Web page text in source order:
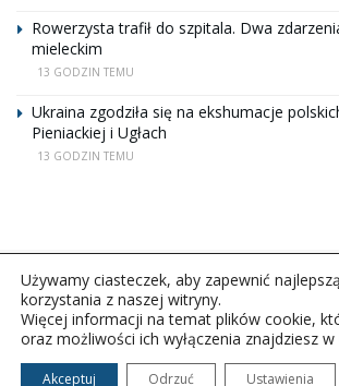
Rowerzysta trafił do szpitala. Dwa
mieleckim
13 GODZIN TEMU
Ukraina zgodziła się na ekshumacje
Pieniackiej i Ugłach
13 GODZIN TEMU
Copyright © 2026Polskie Radio Rzeszów S.A.
Wszelkie prawa zastrzeżone.
Używamy ciasteczek, aby zapewnić
korzystania z naszej witryny.
Więcej informacji na temat plików cookie,
oraz możliwości ich wyłączenia znajdziesz
Akceptuj Odrzuć Ustawienia